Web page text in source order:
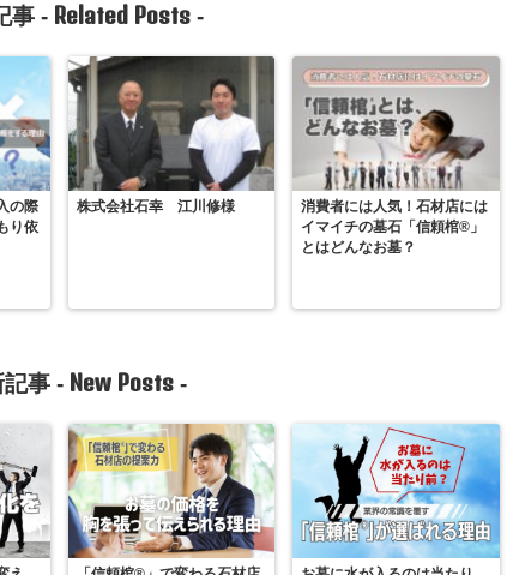
事 - Related Posts-
の際
り依
株式会社石幸 江川修様
消費者には人気！石材店には
イマイチの墓石「信頼棺®」
とはどんなお墓？
事 - New Posts -